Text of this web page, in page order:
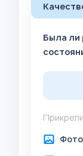
Была ли
Фото